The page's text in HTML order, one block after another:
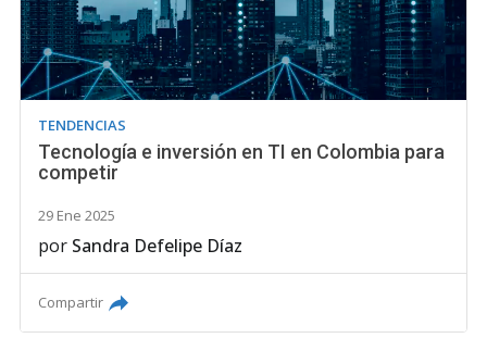
TENDENCIAS
Tecnología e inversión en TI en Colombia para
competir
29 Ene 2025
por Sandra Defelipe Díaz
Compartir